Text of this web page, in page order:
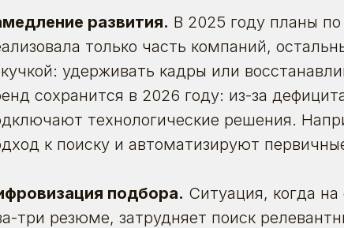
развития. В 2025 году планы
только часть компаний,
удерживать кадры или
сохранится в 2026 году: из-за
технологические решения.
к поиску и автоматизируют
подбора. Ситуация, когда
три резюме, затрудняет поиск